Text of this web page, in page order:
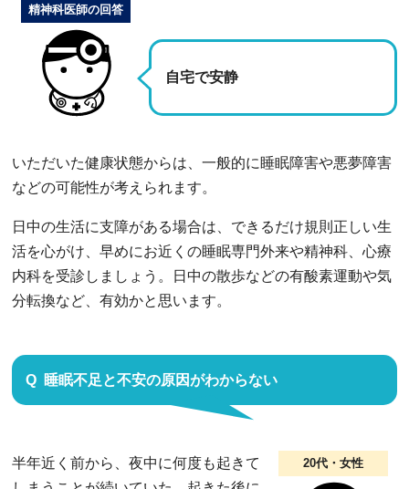
自宅で安静
精神科医師の回答
いただいた健康状態からは、一般的に睡眠障害や悪夢障害
などの可能性が考えられます。
日中の生活に支障がある場合は、できるだけ規則正しい生
活を心がけ、早めにお近くの睡眠専門外来や精神科、心療
内科を受診しましょう。日中の散歩などの有酸素運動や気
分転換など、有効かと思います。
睡眠不足と不安の原因がわからない
20代・女性
半年近く前から、夜中に何度も起きて